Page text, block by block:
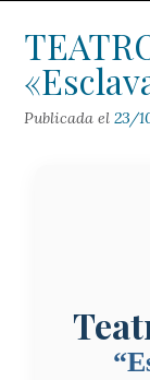
Publicada el 23/